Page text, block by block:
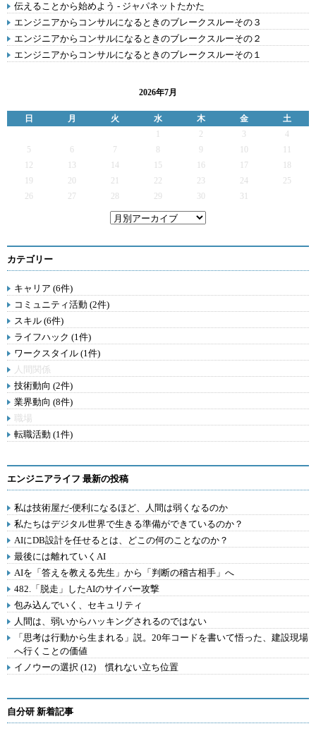
伝えることから始めよう - ジャパネットたかた
エンジニアからコンサルになるときのブレークスルーその３
エンジニアからコンサルになるときのブレークスルーその２
エンジニアからコンサルになるときのブレークスルーその１
2026年7月
日 月 火 水 木 金
土
2 3
4
5
6 7 9
12
13 14 15 16 17
19
20 21 22 23 24
25
26
27 28 29 30 31
カテゴリー
キャリア (6件)
コミュニティ活動 (2件)
スキル (6件)
ライフハック (1件)
ワークスタイル (1件)
人間関係
技術動向 (2件)
業界動向 (8件)
職場
転職活動 (1件)
エンジニアライフ 最新の投稿
私は技術屋だ-便利になるほど、人間は弱くなるのか
私たちはデジタル世界で生きる準備ができているのか？
AIにDB設計を任せるとは、どこの何のことなのか？
最後には離れていくAI
AIを「答えを教える先生」から「判断の稽古相手」へ
482.「脱走」したAIのサイバー攻撃
包み込んでいく、セキュリティ
人間は、弱いからハッキングされるのではない
「思考は行動から生まれる」説。20年コードを書いて悟った、建設現場
へ行くことの価値
イノウーの選択 (12) 慣れない立ち位置
自分研 新着記事